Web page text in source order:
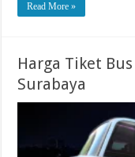
Read More »
Harga Tiket
Surabaya